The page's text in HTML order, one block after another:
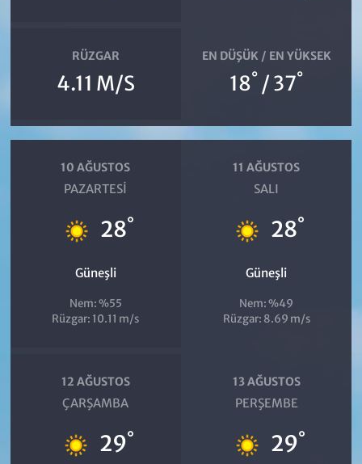
RÜZGAR
4.11 M/S
EN DÜŞÜK / EN YÜKSEK
18° / 37°
10 AĞUSTOS
PAZARTESI
28°
Güneşli
Nem: %55
Rüzgar: 10.11 m/s
11 AĞUSTOS
SALI
28°
Güneşli
Nem: %49
Rüzgar: 8.69 m/s
12 AĞUSTOS
ÇARŞAMBA
29°
13 AĞUSTOS
PERŞEMBE
29°